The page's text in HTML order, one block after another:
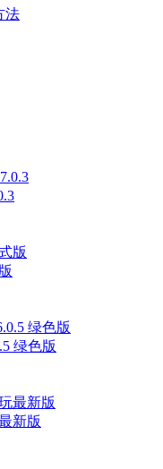
法
绿色版
新版